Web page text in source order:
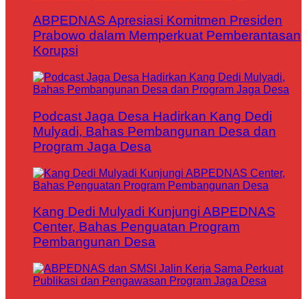
ABPEDNAS Apresiasi Komitmen Presiden
Prabowo dalam Memperkuat Pemberantasan
Korupsi
Podcast Jaga Desa Hadirkan Kang Dedi
Mulyadi, Bahas Pembangunan Desa dan
Program Jaga Desa
Kang Dedi Mulyadi Kunjungi ABPEDNAS
Center, Bahas Penguatan Program
Pembangunan Desa